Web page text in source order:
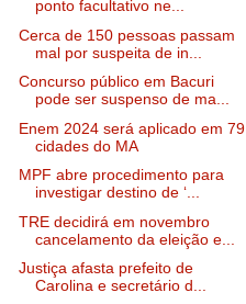
ponto facultativo ne...
Cerca de 150 pessoas passam
mal por suspeita de in...
Concurso público em Bacuri
pode ser suspenso de ma...
Enem 2024 será aplicado em 79
cidades do MA
MPF abre procedimento para
investigar destino de ‘...
TRE decidirá em novembro
cancelamento da eleição e...
Justiça afasta prefeito de
Carolina e secretário d...